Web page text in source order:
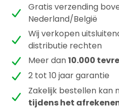
Gratis verzending
Nederland/België
Wij verkopen
distributie rechten
Meer dan10.000
2 tot 10 jaar garantie
Zakelijk bestellen kan
tijdens het